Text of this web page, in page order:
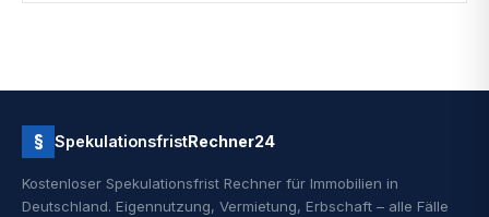
§ SpekulationsfristRechner24
Kostenloser Spekulationsfrist Rechner für Immobilien in
Deutschland. Eigennutzung, Vermietung, Erbschaft – alle Fälle